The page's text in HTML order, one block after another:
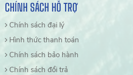
CHÍNH SÁCH HỖ TRỢ
Chính sách đại lý
Hình thức thanh toán
Chính sách bảo hành
Chính sách đổi trả